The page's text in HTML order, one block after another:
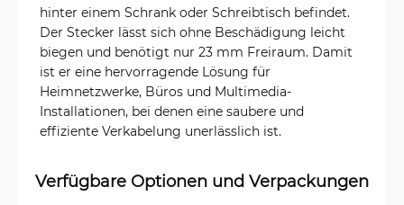
hinter einem Schrank oder Schreibtisch befindet.
Der Stecker lässt sich ohne Beschädigung leicht
biegen und benötigt nur 23 mm Freiraum. Damit
ist er eine hervorragende Lösung für
Heimnetzwerke, Büros und Multimedia-
Installationen, bei denen eine saubere und
effiziente Verkabelung unerlässlich ist.
Verfügbare Optionen und Verpackungen